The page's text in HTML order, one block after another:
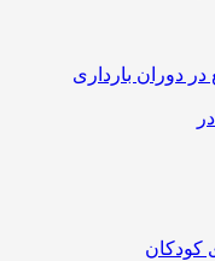
دوران بارداری
کودکان